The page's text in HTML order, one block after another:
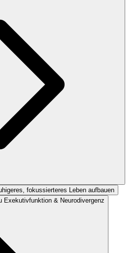
fokussierteres Leben aufbauen
Exekutivfunktion & Neurodivergenz